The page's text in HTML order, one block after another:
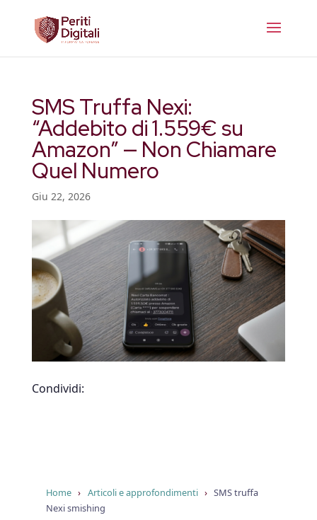
SMS Truffa Nexi:
“Addebito di 1.559€ su
Amazon” — Non Chiamare
Quel Numero
Giu 22, 2026
Condividi:
Home › Articoli e approfondimenti › SMS truffa
Nexi smishing